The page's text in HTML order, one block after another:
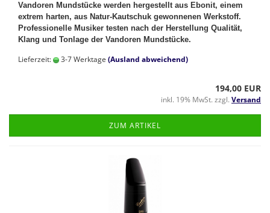
Vandoren Mundstücke werden hergestellt aus Ebonit, einem
extrem harten, aus Natur-Kautschuk gewonnenen Werkstoff.
Professionelle Musiker testen nach der Herstellung Qualität,
Klang und Tonlage der Vandoren Mundstücke.
Lieferzeit: 3-7 Werktage (Ausland abweichend)
194,00 EUR
inkl. 19% MwSt. zzgl. Versand
ZUM ARTIKEL